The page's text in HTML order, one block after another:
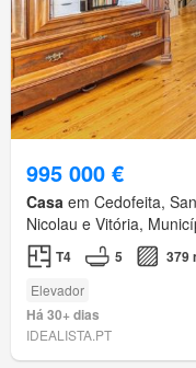
995 000 €
Casa em Cedofeita,
Nicolau e Vitória,
T4 5 379
Elevador
Há 30+ dias
IDEALISTA.PT